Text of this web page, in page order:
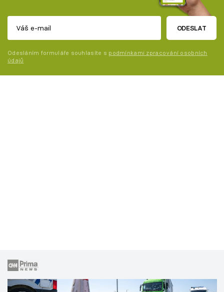
ODESLAT
Odesláním formuláře souhlasíte s podmínkami zpracování osobních
údajů